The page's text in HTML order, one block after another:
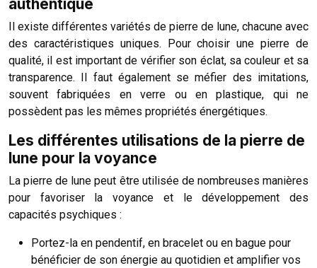
authentique
Il existe différentes variétés de pierre de lune, chacune avec
des caractéristiques uniques. Pour choisir une pierre de
qualité, il est important de vérifier son éclat, sa couleur et sa
transparence. Il faut également se méfier des imitations,
souvent fabriquées en verre ou en plastique, qui ne
possèdent pas les mêmes propriétés énergétiques.
Les différentes utilisations de la pierre de
lune pour la voyance
La pierre de lune peut être utilisée de nombreuses manières
pour favoriser la voyance et le développement des
capacités psychiques :
Portez-la en pendentif, en bracelet ou en bague pour
bénéficier de son énergie au quotidien et amplifier vos